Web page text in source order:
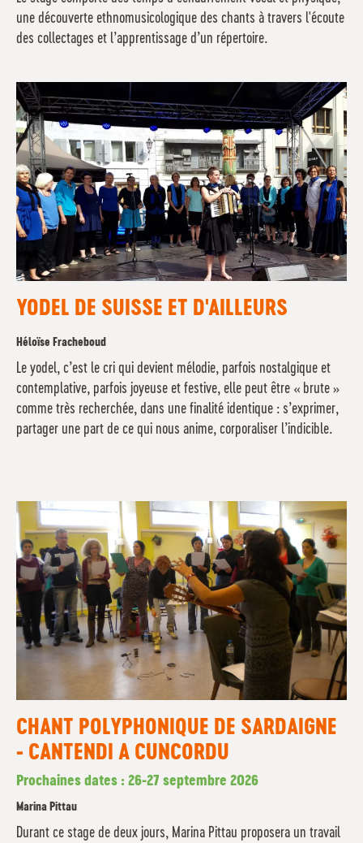
une découverte ethnomusicologique des chants à travers l'écoute
des collectages et l’apprentissage d’un répertoire.
YODEL DE SUISSE ET D'AILLEURS
Héloïse Fracheboud
Le yodel, c’est le cri qui devient mélodie, parfois nostalgique et
contemplative, parfois joyeuse et festive, elle peut être « brute »
comme très recherchée, dans une finalité identique : s’exprimer,
partager une part de ce qui nous anime, corporaliser l’indicible.
CHANT POLYPHONIQUE DE SARDAIGNE
- CANTENDI A CUNCORDU
Prochaines dates : 26-27 septembre 2026
Marina Pittau
Durant ce stage de deux jours, Marina Pittau proposera un travail